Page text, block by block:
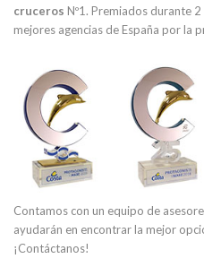
cruceros Nº1. Premiados durante
mejores agencias de España por la
Contamos con un equipo de
ayudarán en encontrar la mejor
¡Contáctanos!